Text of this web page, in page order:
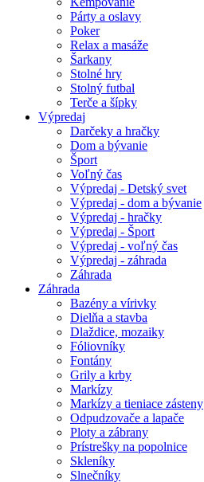
Párty a oslavy
Poker
Relax a masáže
Šarkany
Stolné hry
Stolný futbal
Terče a šípky
Výpredaj
Darčeky a hračky
Dom a bývanie
Šport
Voľný čas
Výpredaj - Detský svet
Výpredaj - dom a bývanie
Výpredaj - hračky
Výpredaj - Šport
Výpredaj - voľný čas
Výpredaj - záhrada
Záhrada
Záhrada
Bazény a vírivky
Dielňa a stavba
Dlaždice, mozaiky
Fóliovníky
Fontány
Grily a krby
Markízy
Markízy a tieniace zásteny
Odpudzovače a lapače
Ploty a zábrany
Prístrešky na popolnice
Skleníky
Slnečníky